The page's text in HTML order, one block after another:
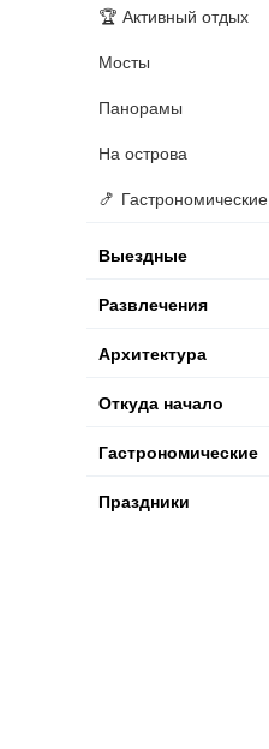
Активный отдых
Мосты
Панорамы
На острова
Гастрономические
Выездные
Развлечения
Архитектура
Откуда начало
Гастрономические
Праздники